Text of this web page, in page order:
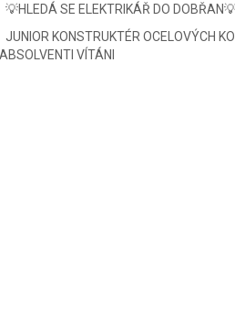
💡HLEDÁ SE ELEKTRIKÁŘ DO
JUNIOR KONSTRUKTÉR OCELOVÝCH
ABSOLVENTI VÍTÁNI